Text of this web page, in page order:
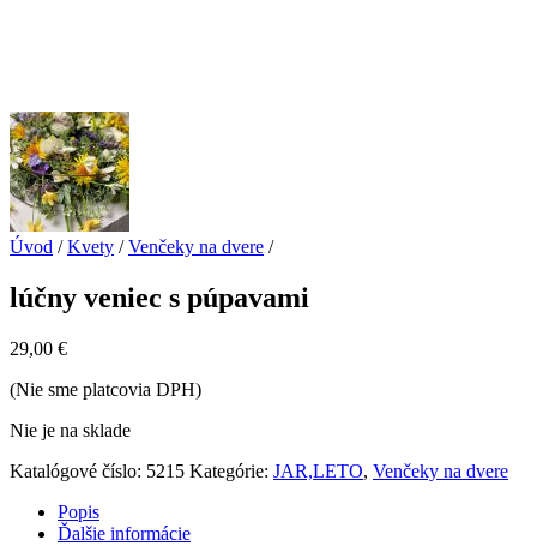
Úvod /Kvety /Venčeky na dvere /
lúčny veniec s púpavami
29,00 €
(Nie sme platcovia DPH)
Nie je na sklade
Katalógové číslo: 5215 Kategórie: JAR,LETO, Venčeky na dvere
Popis
Ďalšie informácie